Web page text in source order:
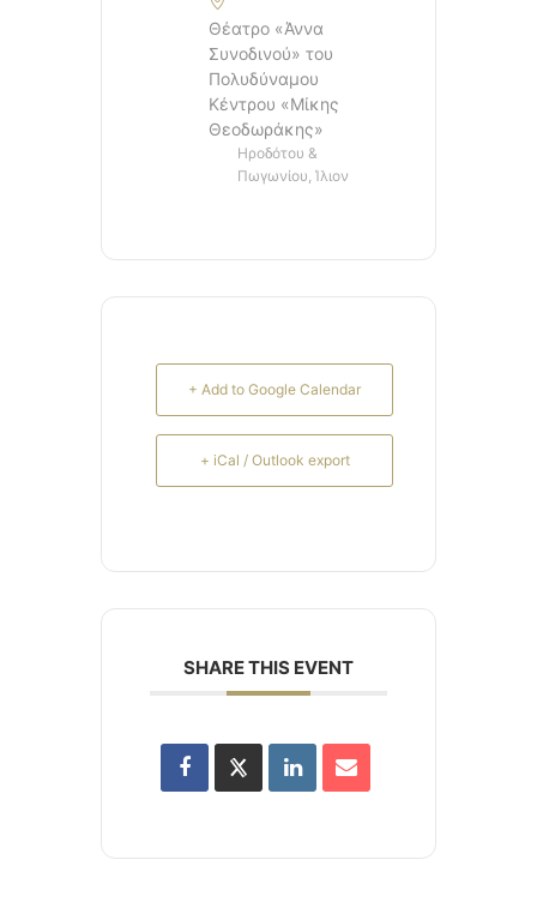
Θέατρο «Άννα
Συνοδινού» του
Πολυδύναμου
Κέντρου «Μίκης
Θεοδωράκης»
Ηροδότου &
Πωγωνίου, Ίλιον
+ Add to Google Calendar
+ iCal / Outlook export
SHARE THIS EVENT